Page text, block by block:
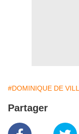
#DOMINIQUE DE
Partager